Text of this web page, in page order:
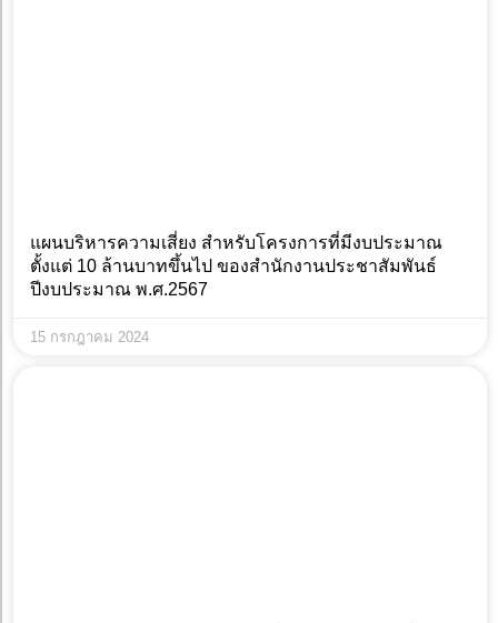
แผนบริหารความเสี่ยง สำหรับโครงการที่มีงบประมาณ
ตั้งแต่ 10 ล้านบาทขึ้นไป ของสำนักงานประชาสัมพันธ์
ปีงบประมาณ พ.ศ.2567
15 กรกฎาคม 2024